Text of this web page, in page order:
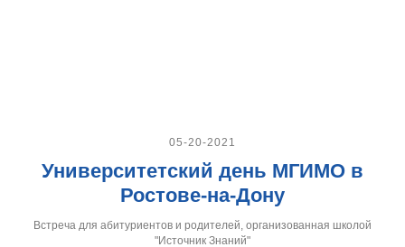
05-20-2021
Университетский день МГИМО в
Ростове-на-Дону
Встреча для абитуриентов и родителей, организованная школой
"Источник Знаний"